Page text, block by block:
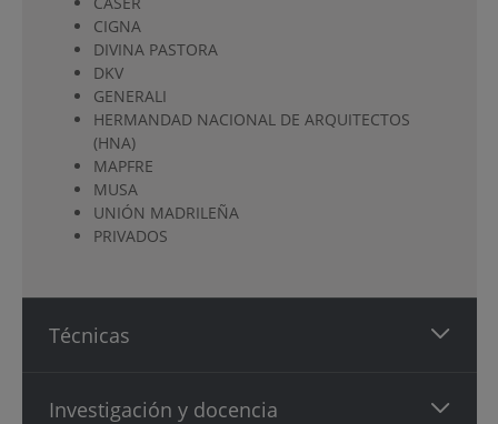
CIGNA
DIVINA PASTORA
DKV
GENERALI
HERMANDAD NACIONAL DE ARQUITECTOS
(HNA)
MAPFRE
MUSA
UNIÓN MADRILEÑA
PRIVADOS
Técnicas
Investigación y docencia